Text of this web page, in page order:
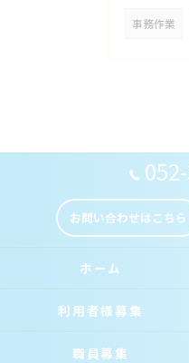
事務作業
お問い合わせはこちら
ホーム
利用者様募集
職員募集